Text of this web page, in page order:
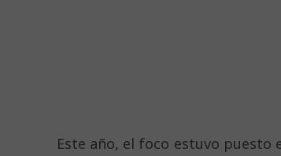
Este año, el foco estuvo